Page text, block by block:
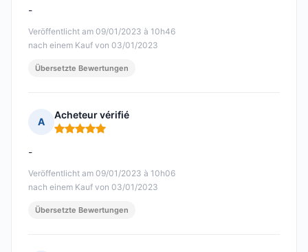
Veröffentlicht am 09/01/2023 à 10h46
nach einem Kauf von 03/01/2023
-
Übersetzte Bewertungen
A
Acheteur vérifié
Hinweis: 5 von 5
Veröffentlicht am 09/01/2023 à 10h06
nach einem Kauf von 03/01/2023
-
Übersetzte Bewertungen